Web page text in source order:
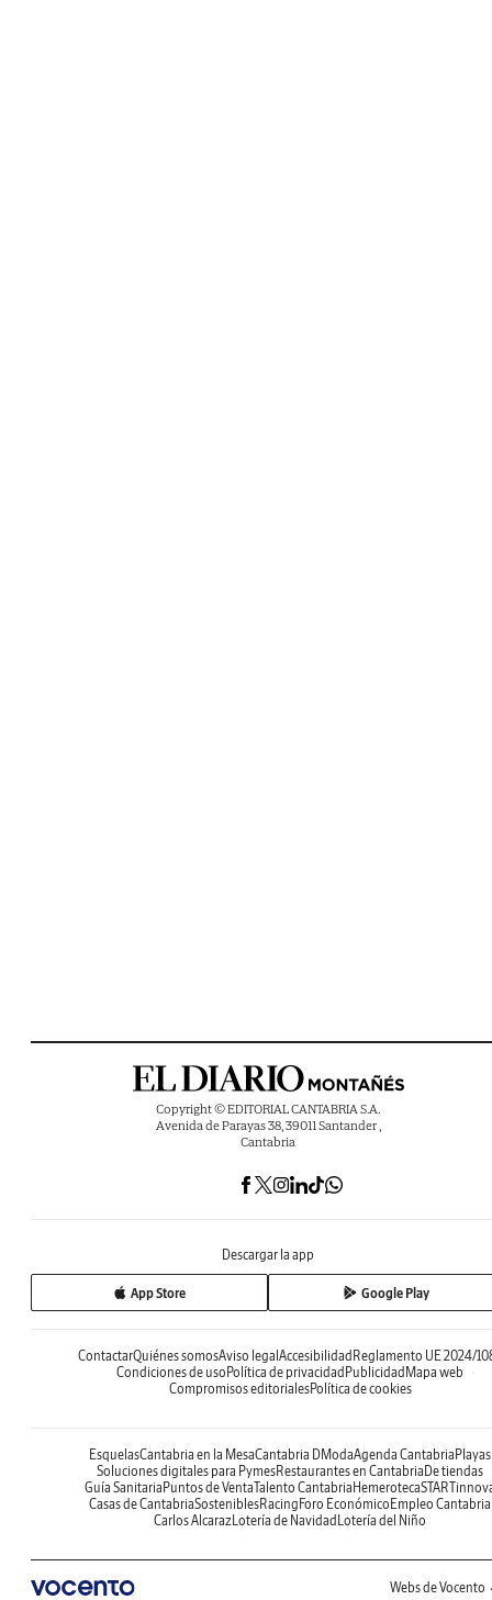
Copyright © EDITORIAL CANTABRIA S.A.
Avenida de Parayas 38, 39011 Santander ,
Cantabria
Descargar la app
App Store Google Play
ContactarQuiénes somosAviso legal Accesibilidad Reglamento UE 2024/
Condiciones de uso Política de privacidad Publicidad Mapa web
Compromisos editorialesPolítica de cookies
EsquelasCantabria en la MesaCantabria DModaAgenda Cantabria Playas
Soluciones digitales para PymesRestaurantes en Cantabria De tiendas
Guía Sanitaria Puntos de VentaTalento Cantabria Hemeroteca
Casas de CantabriaSosteniblesRacing Foro Económico Empleo Cantabria
Carlos AlcarazLotería de Navidad Lotería del Niño
Webs de Vocento